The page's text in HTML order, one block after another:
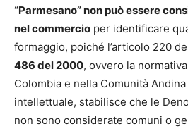
“Parmesano” non può essere
nel commercio per identificare
formaggio, poiché l’articolo 220
486 del 2000, ovvero la
Colombia e nella Comunità
intellettuale, stabilisce che le
non sono considerate comuni o